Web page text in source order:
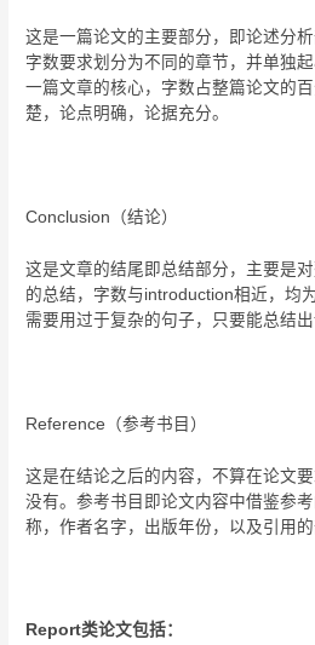
这是一篇论文的主要部分，即论述分
字数要求划分为不同的章节，并单独
一篇文章的核心，字数占整篇论文的
楚，论点明确，论据充分。
Conclusion（结论）
这是文章的结尾即总结部分，主要是
的总结，字数与introduction相近，均
需要用过于复杂的句子，只要能总结
Reference（参考书目）
这是在结论之后的内容，不算在论文
没有。参考书目即论文内容中借鉴参
称，作者名字，出版年份，以及引用的
Report类论文包括：